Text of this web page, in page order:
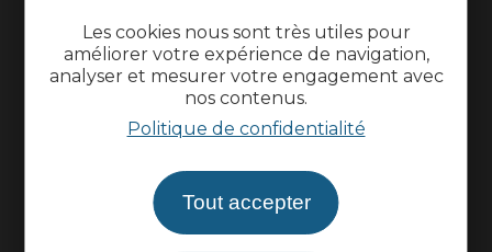
Les cookies nous sont très utiles pour
améliorer votre expérience de navigation,
analyser et mesurer votre engagement avec
nos contenus.
Politique de confidentialité
Tout accepter
Informations pratiques
Espace pros
Brochures